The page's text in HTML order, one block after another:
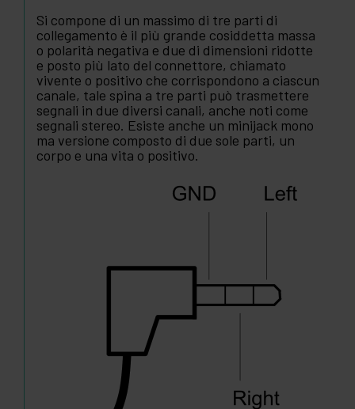
Si compone di un massimo di tre parti di
collegamento è il più grande cosiddetta massa
o polarità negativa e due di dimensioni ridotte
e posto più lato del connettore, chiamato
vivente o positivo che corrispondono a ciascun
canale, tale spina a tre parti può trasmettere
segnali in due diversi canali, anche noti come
segnali stereo. Esiste anche un minijack mono
ma versione composto di due sole parti, un
corpo e una vita o positivo.